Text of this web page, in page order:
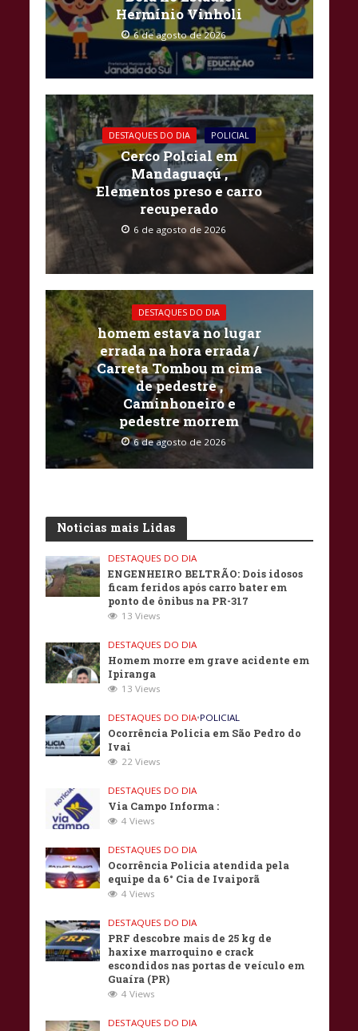
Hermínio Vinholi
6 de agosto de 2026
DESTAQUES DO DIA POLICIAL
Cerco Polcial em
Mandaguaçú ,
Elementos preso e carro
recuperado
6 de agosto de 2026
DESTAQUES DO DIA
homem estava no lugar
errada na hora errada /
Carreta Tombou m cima
de pedestre ,
Caminhoneiro e
pedestre morrem
6 de agosto de 2026
Noticias mais Lidas
DESTAQUES DO DIA
ENGENHEIRO BELTRÃO: Dois idosos
ficam feridos após carro bater em
ponto de ônibus na PR-317
13 Views
DESTAQUES DO DIA
Homem morre em grave acidente em
Ipiranga
13 Views
DESTAQUES DO DIA•POLICIAL
Ocorrência Policia em São Pedro do
Ivai
22 Views
DESTAQUES DO DIA
Via Campo Informa :
4 Views
DESTAQUES DO DIA
Ocorrência Policia atendida pela
equipe da 6° Cia de Ivaiporã
4 Views
DESTAQUES DO DIA
PRF descobre mais de 25 kg de
haxixe marroquino e crack
escondidos nas portas de veículo em
Guaíra (PR)
4 Views
DESTAQUES DO DIA